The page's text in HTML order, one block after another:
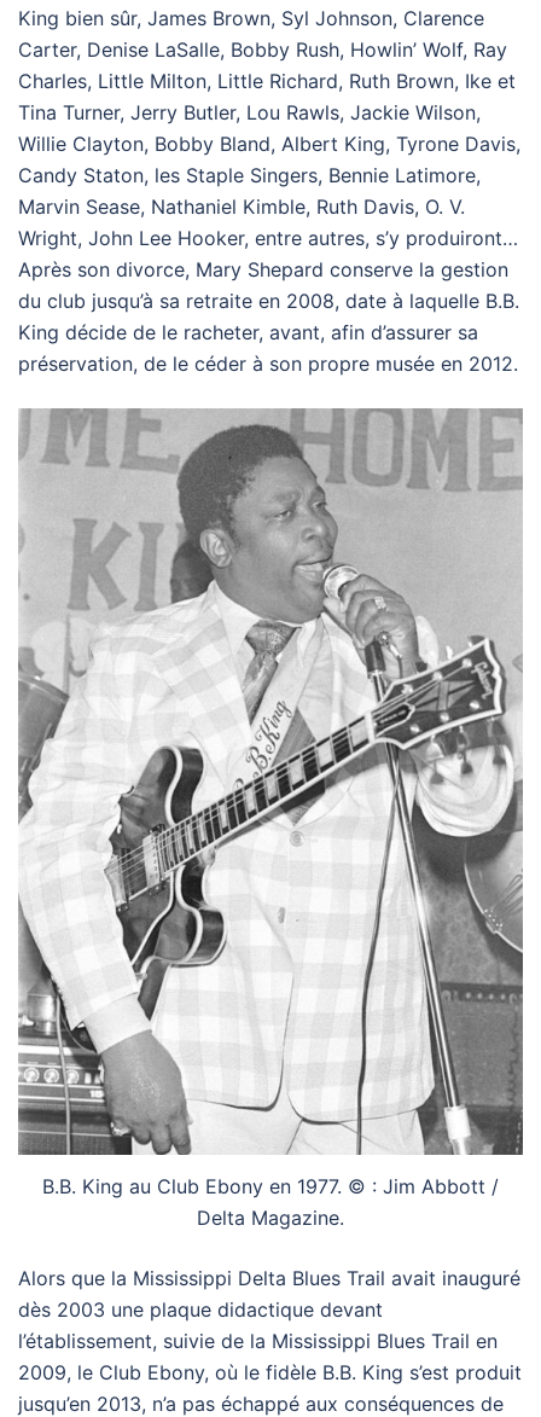
King bien sûr, James Brown, Syl Johnson, Clarence
Carter, Denise LaSalle, Bobby Rush, Howlin’ Wolf, Ray
Charles, Little Milton, Little Richard, Ruth Brown, Ike et
Tina Turner, Jerry Butler, Lou Rawls, Jackie Wilson,
Willie Clayton, Bobby Bland, Albert King, Tyrone Davis,
Candy Staton, les Staple Singers, Bennie Latimore,
Marvin Sease, Nathaniel Kimble, Ruth Davis, O. V.
Wright, John Lee Hooker, entre autres, s’y produiront…
Après son divorce, Mary Shepard conserve la gestion
du club jusqu’à sa retraite en 2008, date à laquelle B.B.
King décide de le racheter, avant, afin d’assurer sa
préservation, de le céder à son propre musée en 2012.
B.B. King au Club Ebony en 1977. © : Jim Abbott /
Delta Magazine.
Alors que la Mississippi Delta Blues Trail avait inauguré
dès 2003 une plaque didactique devant
l’établissement, suivie de la Mississippi Blues Trail en
2009, le Club Ebony, où le fidèle B.B. King s’est produit
jusqu’en 2013, n’a pas échappé aux conséquences de